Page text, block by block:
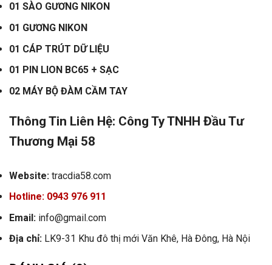
01 SÀO GƯƠNG NIKON
01 GƯƠNG NIKON
01 CÁP TRÚT DỮ LIỆU
01 PIN LION BC65 + SẠC
02 MÁY BỘ ĐÀM CẦM TAY
Thông Tin Liên Hệ: Công Ty TNHH Đầu Tư
Thương Mại 58
Website: tracdia58.com
Hotline: 0943 976 911
Email: info@gmail.com
Địa chỉ: LK9-31 Khu đô thị mới Văn Khê, Hà Đông, Hà Nội